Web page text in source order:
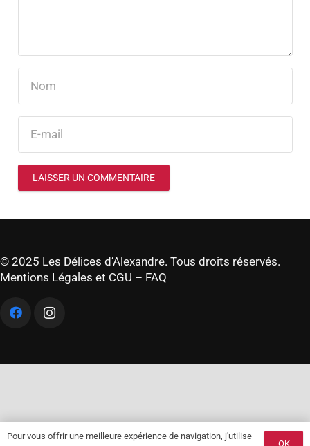
LAISSER UN COMMENTAIRE
© 2025 Les Délices d’Alexandre. Tous droits réservés.
Mentions Légales et CGU – FAQ
Pour vous offrir une meilleure expérience de navigation, j'utilise
OK